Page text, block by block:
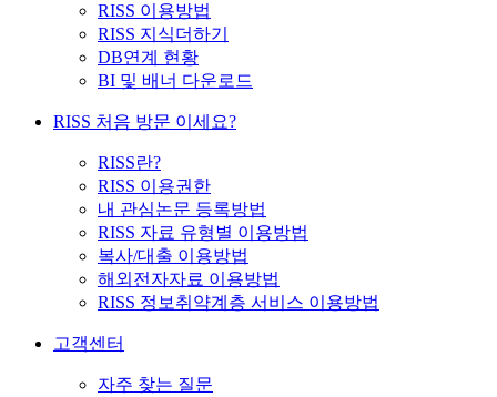
RISS 이용방법
RISS 지식더하기
DB연계 현황
BI 및 배너 다운로드
RISS 처음 방문 이세요?
RISS란?
RISS 이용권한
내 관심논문 등록방법
RISS 자료 유형별 이용방법
복사/대출 이용방법
해외전자자료 이용방법
RISS 정보취약계층 서비스 이용방법
고객센터
자주 찾는 질문